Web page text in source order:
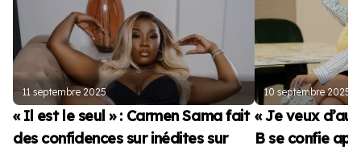
11 septembre 2025
« Il est le seul » : Carmen Sama fait
des confidences sur inédites sur
10 septembre 2025
« Je veux
B se confie